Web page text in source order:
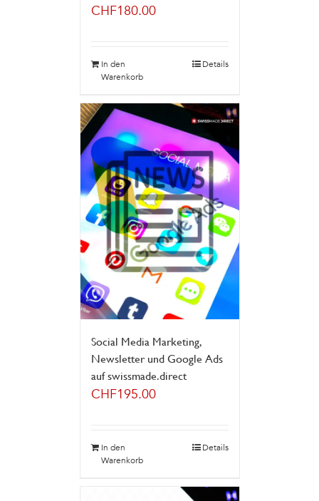
CHF180.00
In den
Warenkorb
Details
Social Media Marketing,
Newsletter und Google Ads
auf swissmade.direct
CHF195.00
In den
Warenkorb
Details